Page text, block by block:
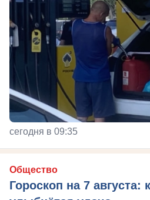
сегодня в 09:35
Общество
Гороскоп на 7 августа: